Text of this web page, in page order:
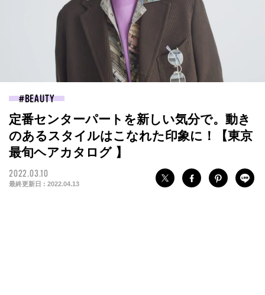
BEAUTY
定番センターパートを新しい気分で。動き
のあるスタイルはこなれた印象に！【東京
最旬ヘアカタログ 】
2022.03.10
最終更新日 : 2022.04.13